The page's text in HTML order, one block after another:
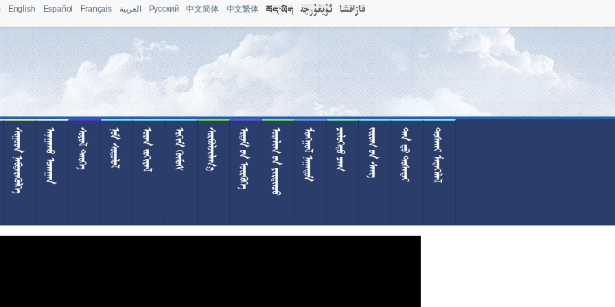
English Español Français العربية Pусский 中文简体 中文繁体
                              